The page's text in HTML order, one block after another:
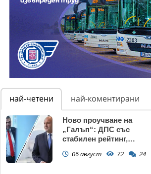
най-четени най-коментирани
Ново проучване на
„Галъп“: ДПС със
стабилен рейтинг,
запазва
06 август 72 24